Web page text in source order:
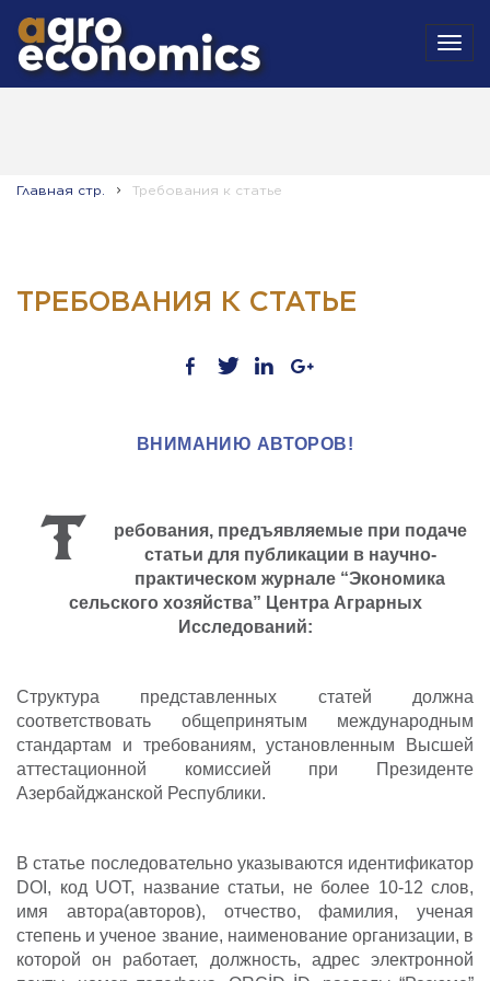
Главная стр. Требования к статье
ТРЕБОВАНИЯ К СТАТЬЕ
ВНИМАНИЮ АВТОРОВ!
Т
ребования, предъявляемые при подаче
статьи для публикации в научно-
практическом журнале “Экономика
сельского хозяйства” Центра Аграрных
Исследований:
Структура представленных
статей должна
соответствовать общепринятым международным
стандартам и требованиям, установленным Высшей
аттестационной комиссией при Президенте
Азербайджанской Республики.
В статье последовательно указываются идентификатор
DOI, код UOT, название статьи, не более 10-12 слов,
имя автора(авторов), отчество, фамилия, ученая
степень и ученое звание, наименование организации, в
которой он работает, должность, адрес электронной